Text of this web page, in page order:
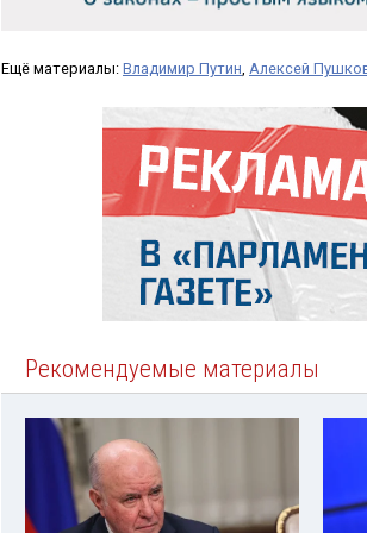
Ещё материалы: Владимир Путин, Алексей
Рекомендуемые материалы